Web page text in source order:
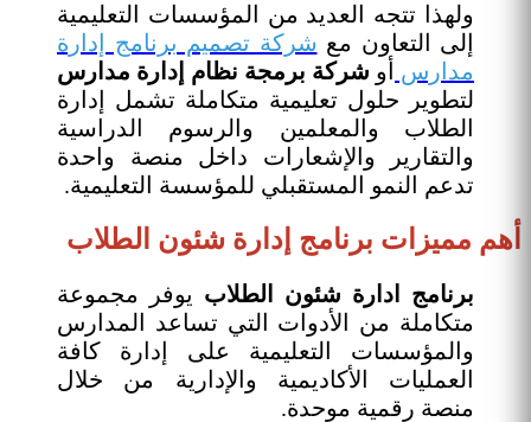
ولهذا تتجه العديد من المؤسسات التعليمية
إلى التعاون مع شركة تصميم برنامج إدارة
مدارس أو شركة برمجة نظام إدارة مدارس
لتطوير حلول تعليمية متكاملة تشمل إدارة
الطلاب والمعلمين والرسوم الدراسية
والتقارير والإشعارات داخل منصة واحدة
تدعم النمو المستقبلي للمؤسسة التعليمية.
أهم مميزات برنامج إدارة شئون الطلاب
برنامج ادارة شئون الطلاب يوفر مجموعة
متكاملة من الأدوات التي تساعد المدارس
والمؤسسات التعليمية على إدارة كافة
العمليات الأكاديمية والإدارية من خلال
منصة رقمية موحدة.